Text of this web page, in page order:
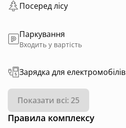
Посеред лісу
Паркування
Входить у вартість
Зарядка для електромобілів
Показати всі: 25
Правила комплексу